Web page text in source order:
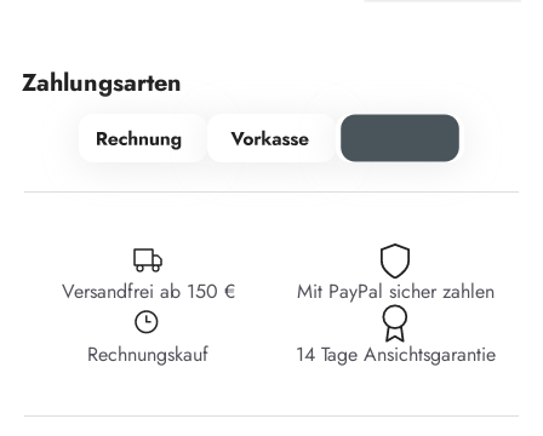
Zahlungsarten
Versandfrei ab 150 € Mit PayPal sicher zahlen
Rechnungskauf 14 Tage Ansichtsgarantie